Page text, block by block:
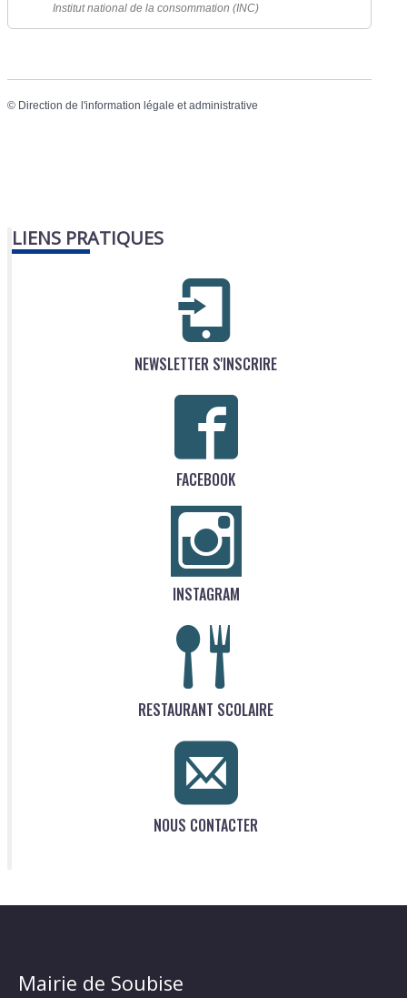
Institut national de la consommation (INC)
© Direction de l'information légale et administrative
LIENS PRATIQUES
NEWSLETTER S'INSCRIRE
FACEBOOK
INSTAGRAM
RESTAURANT SCOLAIRE
NOUS CONTACTER
Mairie de Soubise